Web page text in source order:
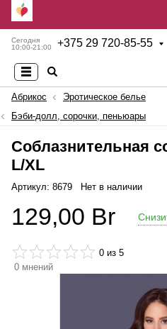
Сегодня
10:00-21:00
+375 29 720-85-55
Абрикос
Эротическое белье
Бэби-долл, сорочки, пеньюары
Соблазнительная
L/XL
Артикул: 8679 Нет в наличии
129,00 Br
0 из 5
0 мнений